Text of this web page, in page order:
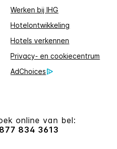
Werken bij IHG
Hotelontwikkeling
Hotels verkennen
Privacy- en cookiecentrum
AdChoices
online van bel:
834 3613